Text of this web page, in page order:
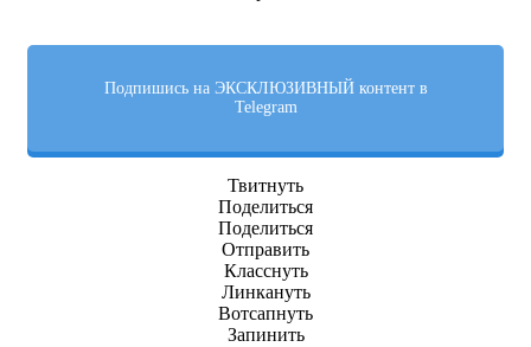
Подпишись на ЭКСКЛЮЗИВНЫЙ контент в
Telegram
Твитнуть
Поделиться
Поделиться
Отправить
Класснуть
Линкануть
Вотсапнуть
Запинить